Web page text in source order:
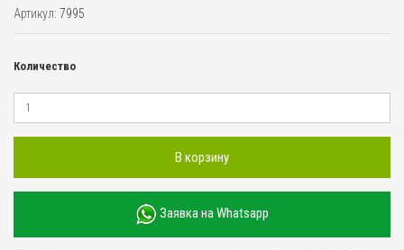
Артикул: 7995
Количество
В корзину
Заявка на Whatsapp